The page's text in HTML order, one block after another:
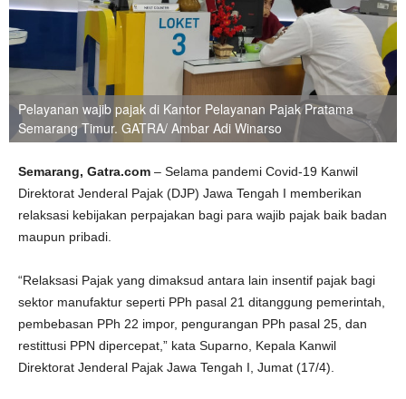
Pelayanan wajib pajak di Kantor Pelayanan Pajak Pratama
Semarang Timur. GATRA/ Ambar Adi Winarso
Semarang, Gatra.com – Selama pandemi Covid-19 Kanwil
Direktorat Jenderal Pajak (DJP) Jawa Tengah I memberikan
relaksasi kebijakan perpajakan bagi para wajib pajak baik badan
maupun pribadi.
“Relaksasi Pajak yang dimaksud antara lain insentif pajak bagi
sektor manufaktur seperti PPh pasal 21 ditanggung pemerintah,
pembebasan PPh 22 impor, pengurangan PPh pasal 25, dan
restittusi PPN dipercepat,” kata Suparno, Kepala Kanwil
Direktorat Jenderal Pajak Jawa Tengah I, Jumat (17/4).